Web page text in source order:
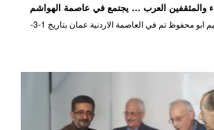
والمثقفين العرب … يجتمع في عاصمة الهواشم
رقيب نيوز- احسان سليم ابو محفوظ تم في العاصمة الاردنية عمان بتاريخ 1-3-